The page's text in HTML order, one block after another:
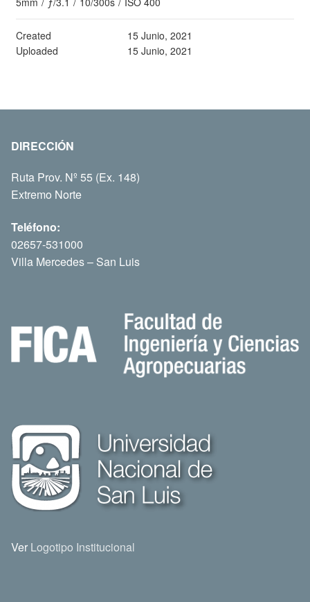
Created
15 Junio, 2021
Uploaded
15 Junio, 2021
DIRECCIÓN
Ruta Prov. Nº 55 (Ex. 148)
Extremo Norte
Teléfono:
02657-531000
Villa Mercedes – San Luis
Ver Logotipo Institucional